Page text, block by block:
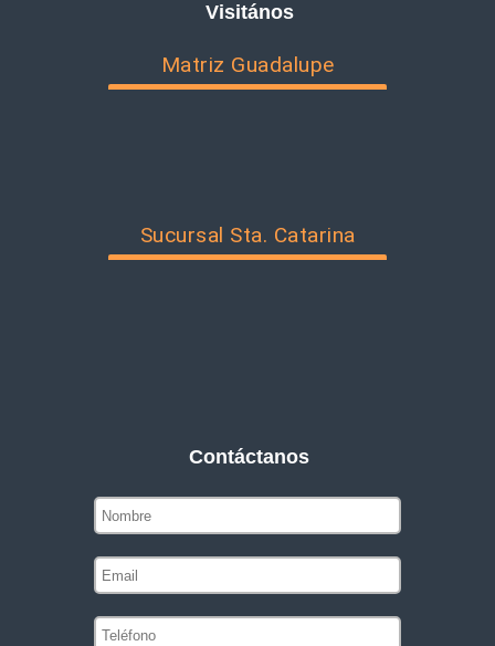
Visitános
Matriz Guadalupe
Sucursal Sta. Catarina
Contáctanos